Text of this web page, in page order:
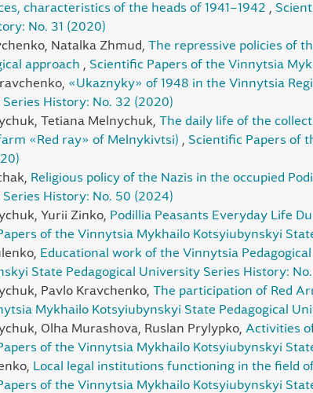
characteristics of the heads of 1941–1942
No. 31 (2020)
Natalka Zhmud, The repressive policies of
approach
Scientific Papers of the Vinnytsia
«Ukaznyky» of 1948 in the Vinnytsia
History: No. 32 (2020)
Tetiana Melnychuk, The daily life of the
«Red ray» of Melnykivtsi)
Scientific Papers of
Religious policy of the Nazis in the occupied
History: No. 50 (2024)
Yurii Zinko, Podillia Peasants Everyday Life
of the Vinnytsia Mykhailo Kotsyiubynskyi
Educational work of the Vinnytsia
State Pedagogical University Series History:
Pavlo Kravchenko, The participation of Red
Mykhailo Kotsyiubynskyi State Pedagogical
Olha Murashova, Ruslan Prylypko, Activities
of the Vinnytsia Mykhailo Kotsyiubynskyi
Local legal institutions functioning in the field
of the Vinnytsia Mykhailo Kotsyiubynskyi